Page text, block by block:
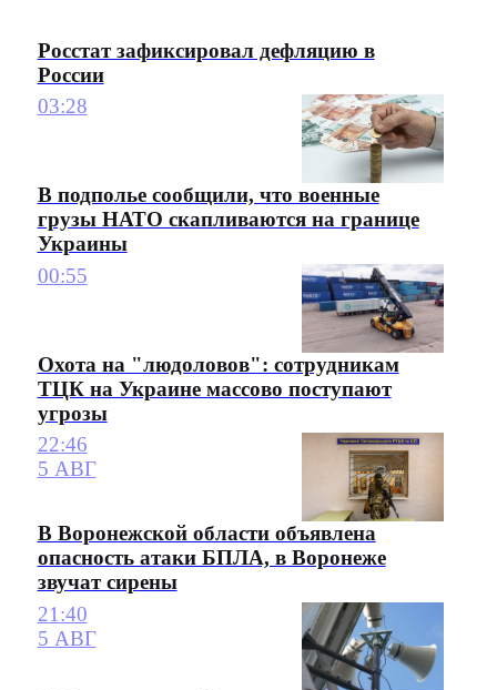
Росстат зафиксировал дефляцию в
России
03:28
В подполье сообщили, что военные
грузы НАТО скапливаются на границе
Украины
00:55
Охота на "людоловов": сотрудникам
ТЦК на Украине массово поступают
угрозы
22:46
5 АВГ
В Воронежской области объявлена
опасность атаки БПЛА, в Воронеже
звучат сирены
21:40
5 АВГ